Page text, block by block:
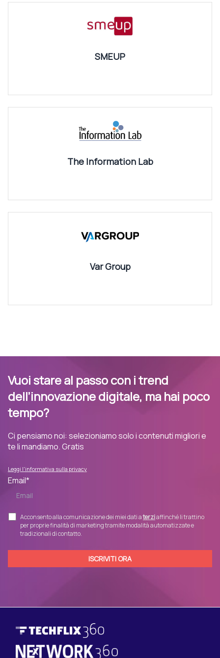
SMEUP
The Information Lab
Var Group
Vuoi stare al passo con i trend
dell’innovazione digitale, ma hai poco
tempo?
Ci pensiamo noi: selezioniamo solo i contenuti migliori e
te li mandiamo. Gratis
Leggi l'informativa sulla privacy
Email*
Acconsento alla comunicazione dei miei dati aterziaffinché li trattino
per proprie finalità di marketing tramite modalità automatizzate e
tradizionali di contatto.